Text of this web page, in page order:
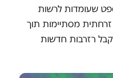
שעומדות לרשות
מסתיימות תוך
רזרבות חדשות